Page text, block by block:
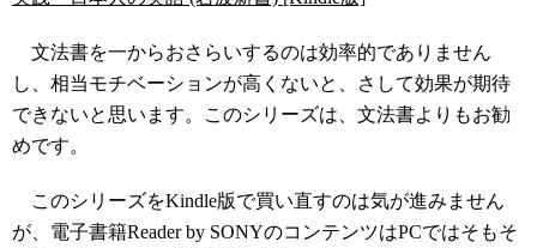
文法書を一からおさらいするのは効率的でありません
し、相当モチベーションが高くないと、さして効果が期待
できないと思います。このシリーズは、文法書よりもお勧
めです。
このシリーズをKindle版で買い直すのは気が進みません
が、電子書籍Reader by SONYのコンテンツはPCではそもそ